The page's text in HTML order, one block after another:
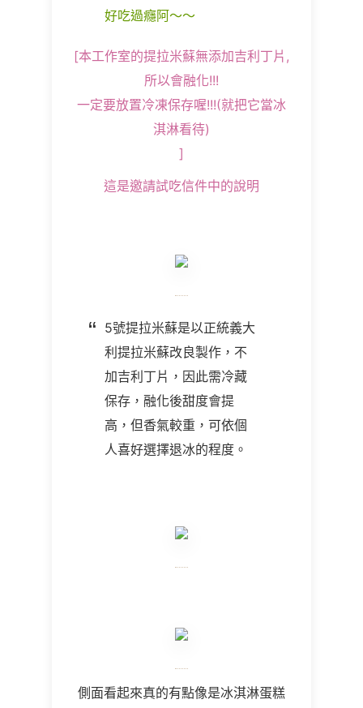
好吃過癮阿～～
[本工作室的提拉米蘇無添加吉利丁片,
所以會融化!!!
一定要放置冷凍保存喔!!!(就把它當冰
淇淋看待)
]
這是邀請試吃信件中的說明
5號提拉米蘇是以正統義大
利提拉米蘇改良製作，不
加吉利丁片，因此需冷藏
保存，融化後甜度會提
高，但香氣較重，可依個
人喜好選擇退冰的程度。
側面看起來真的有點像是冰淇淋蛋糕